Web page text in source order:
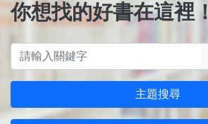
你想找的好書在這裡！
主題搜尋